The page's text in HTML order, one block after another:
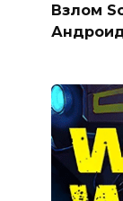
Взлом